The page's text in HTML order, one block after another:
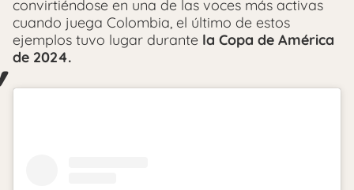
convirtiéndose en una de las voces más activas
cuando juega Colombia, el último de estos
ejemplos tuvo lugar durante la Copa de América
de 2024.